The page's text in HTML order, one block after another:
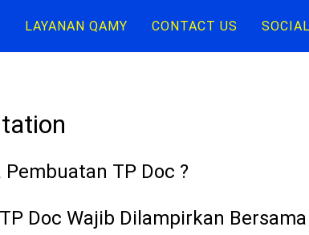
LAYANAN QAMY CONTACT US
Pembuatan TP Doc ?
Doc Wajib Dilampirkan Bersama